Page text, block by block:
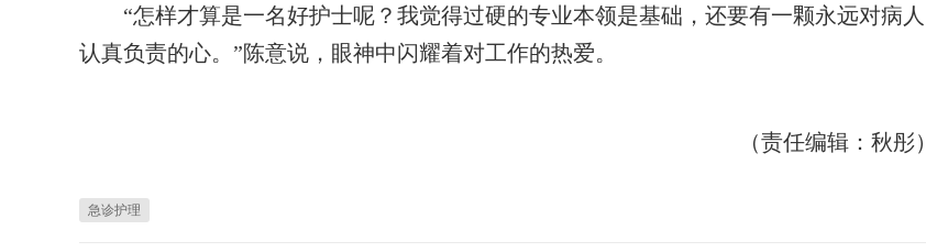
“怎样才算是一名好护士呢？我觉得过硬的专业本领是基础，还要有一颗永远对病人
认真负责的心。”陈意说，眼神中闪耀着对工作的热爱。
（责任编辑：秋彤）
急诊护理